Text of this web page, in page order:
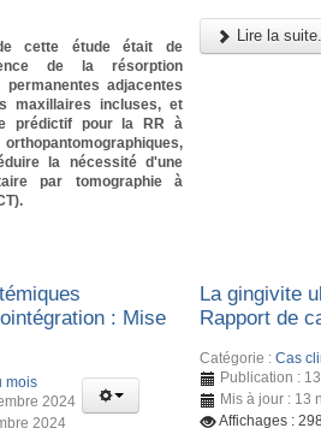
cette étude était de
de la résorption
adjacentes
maxillaires incluses, et
prédictif pour la RR à
la nécessité d'une
par tomographie à
Lire la
: Mise
mois
2024
2024
La gingivite
Rapport de
Catégorie :Cas
Publication :
Mis à jour : 13
Affichages :